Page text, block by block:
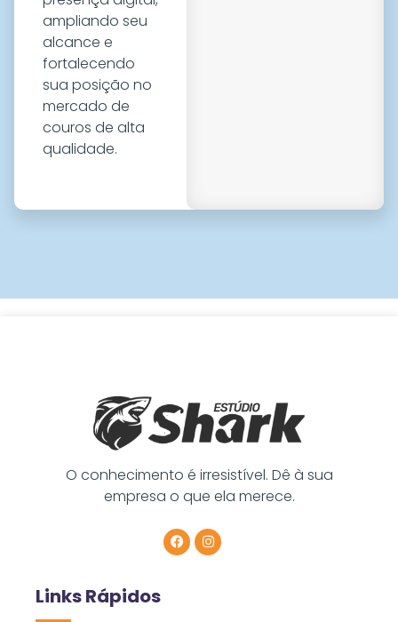
ampliando seu
alcance e
fortalecendo
sua posição no
mercado de
couros de alta
qualidade.
O conhecimento é irresistível. Dê à sua
empresa o que ela merece.
Links Rápidos